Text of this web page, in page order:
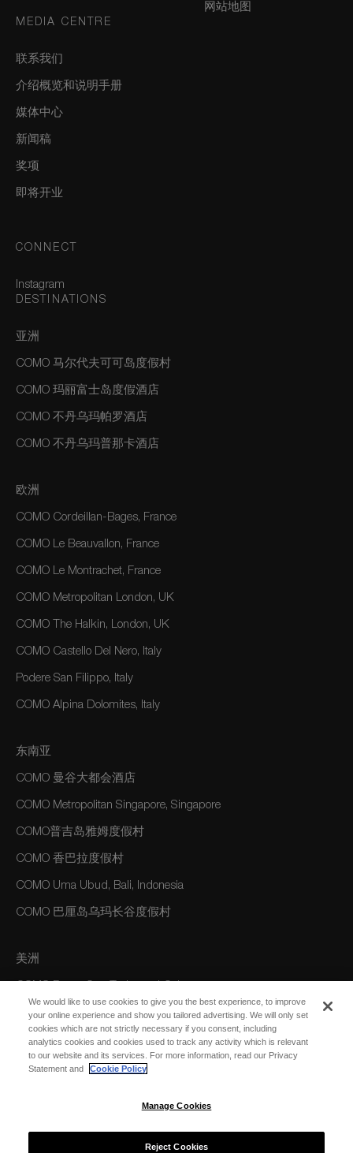
网站地图
MEDIA CENTRE
联系我们
介绍概览和说明手册
媒体中心
新闻稿
奖项
即将开业
CONNECT
Instagram
DESTINATIONS
亚洲
COMO 马尔代夫可可岛度假村
COMO 玛丽富士岛度假酒店
COMO 不丹乌玛帕罗酒店
COMO 不丹乌玛普那卡酒店
欧洲
COMO Cordeillan-Bages, France
COMO Le Beauvallon, France
COMO Le Montrachet, France
COMO Metropolitan London, UK
COMO The Halkin, London, UK
COMO Castello Del Nero, Italy
Podere San Filippo, Italy
COMO Alpina Dolomites, Italy
东南亚
COMO 曼谷大都会酒店
COMO Metropolitan Singapore, Singapore
COMO普吉岛雅姆度假村
COMO 香巴拉度假村
COMO Uma Ubud, Bali, Indonesia
COMO 巴厘岛乌玛长谷度假村
美洲
澳大利亚/大洋洲
COMO The Treasury, Perth
We would like to use cookies to give you the best experience, to improve
your online experience and show you tailored advertising. We will only set
cookies which are not strictly necessary if you consent, including
analytics cookies and cookies used to track any activity which is relevant
to our website and its services. For more information, read our Privacy
Statement and
Cookie Policy
Manage Cookies
Reject Cookies